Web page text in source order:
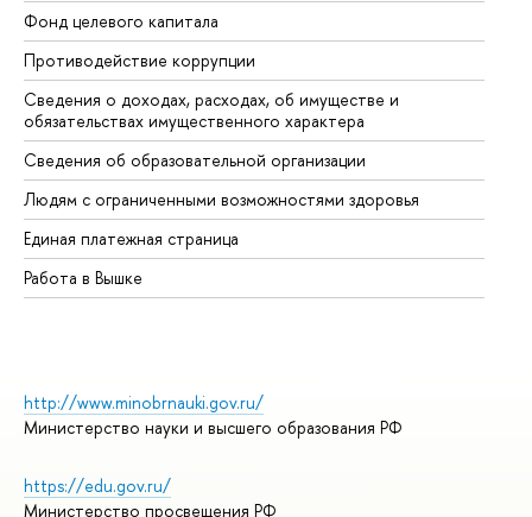
Фонд целевого капитала
Противодействие коррупции
Сведения о доходах, расходах, об имуществе и
обязательствах имущественного характера
Сведения об образовательной организации
Людям с ограниченными возможностями здоровья
Единая платежная страница
Работа в Вышке
http://www.minobrnauki.gov.ru/
Министерство науки и высшего образования РФ
https://edu.gov.ru/
Министерство просвещения РФ